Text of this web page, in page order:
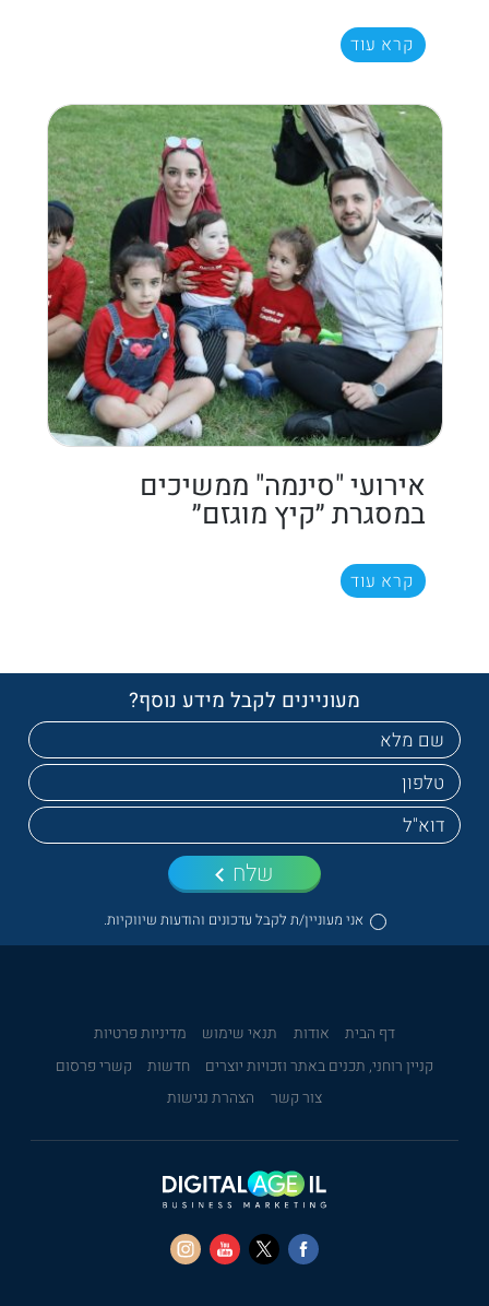
קרא עוד
אירועי "סינמה" ממשיכים
במסגרת ״קיץ מוגזם״
קרא עוד
מעוניינים לקבל מידע נוסף?
אני מעוניין/ת לקבל עדכונים והודעות שיווקיות.
שלח
דף הבית אודות תנאי שימוש
מדיניות פרטיות
קניין רוחני, תכנים באתר וזכויות יוצרים
חדשות
קשרי פרסום
צור קשר
הצהרת נגישות